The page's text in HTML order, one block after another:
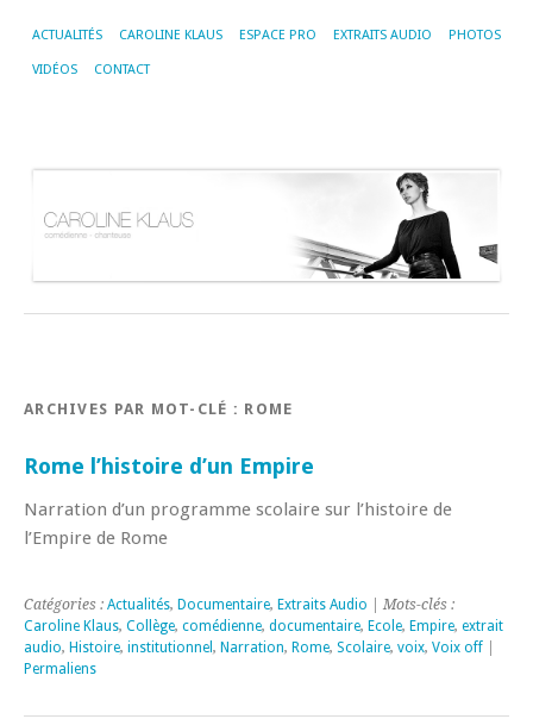
ACTUALITÉS CAROLINE KLAUS ESPACE PRO EXTRAITS AUDIO PHOTOS
VIDÉOS CONTACT
ARCHIVES PAR MOT-CLÉ : ROME
Rome l’histoire d’un Empire
Narration d’un programme scolaire sur l’histoire de
l’Empire de Rome
Catégories : Actualités, Documentaire, Extraits Audio | Mots-clés :
Caroline Klaus, Collège, comédienne, documentaire, Ecole, Empire, extrait
audio, Histoire, institutionnel , Narration, Rome, Scolaire, voix, Voix off
Permaliens